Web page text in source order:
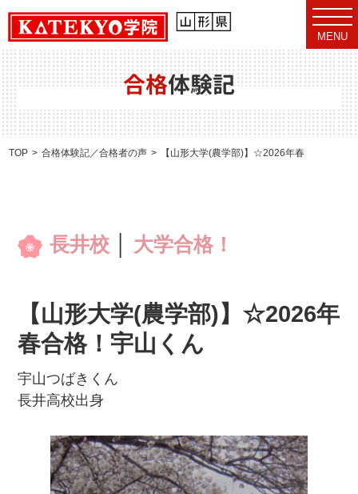
t
o
g
g
l
e
n
v
i
g
MENU
合格体験記
TOP 合格体験記／合格者の声 【山形大学(農学部)】☆2026年春合格！宇山
長井校 大学合格！
【山形大学(農学部)】☆2026年
春合格！宇山くん
宇山つばきくん
長井高校出身